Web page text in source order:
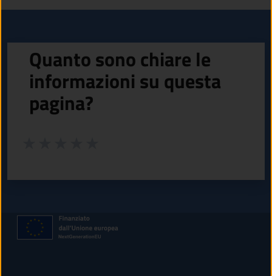
Quanto sono chiare le
informazioni su questa
pagina?